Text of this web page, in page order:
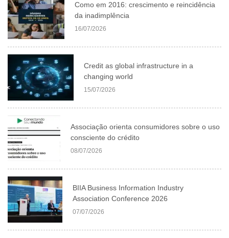
Como em 2016: crescimento e reincidência
da inadimplência
16/07/2026
Credit as global infrastructure in a
changing world
15/07/2026
Associação orienta consumidores sobre o uso
consciente do crédito
08/07/2026
BIIA Business Information Industry
Association Conference 2026
07/07/2026